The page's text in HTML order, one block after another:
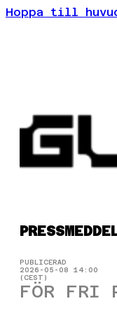
Hoppa till
PUBLICERAD
2026-05-08 14:00
(CEST)
FÖR FRI